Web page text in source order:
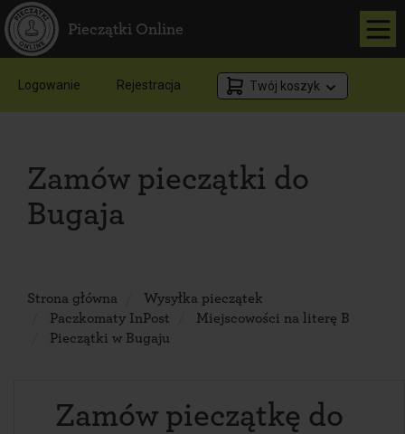
Pieczątki Online
Logowanie Rejestracja Twój koszyk
Zamów pieczątki do
Bugaja
Strona główna
Wysyłka pieczątek
Paczkomaty InPost
Miejscowości na literę B
Pieczątki w Bugaju
Zamów pieczątkę do